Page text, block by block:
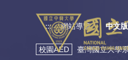
::: 網站導覽 中文版
校園AED 臺灣國立大學